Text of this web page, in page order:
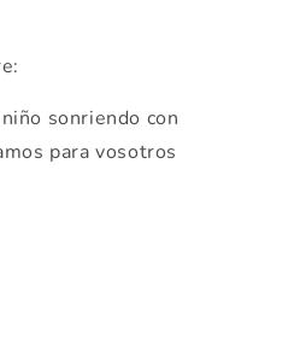
sonriendo con
para vosotros